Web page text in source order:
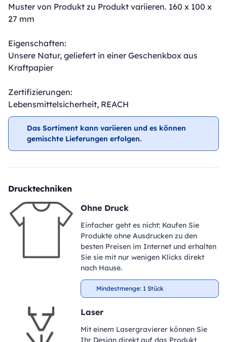
Muster von Produkt zu Produkt variieren. 160 x 100 x
27 mm
Eigenschaften:
Unsere Natur, geliefert in einer Geschenkbox aus
Kraftpapier
Zertifizierungen:
Lebensmittelsicherheit, REACH
Das Sortiment kann variieren und es können
gemischte Lieferungen erfolgen.
Drucktechniken
Ohne Druck
Einfacher geht es nicht: Kaufen Sie
Produkte ohne Ausdrucken zu den
besten Preisen im Internet und erhalten
Sie sie mit nur wenigen Klicks direkt
nach Hause.
Mindestmenge: 1 Stück
Laser
Mit einem Lasergravierer können Sie
Ihr Design direkt auf das Produkt